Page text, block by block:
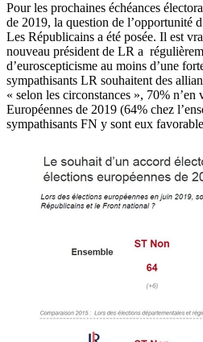
Pour les prochaines échéances
de 2019, la question de l’opportunité
Les Républicains a été posée. Il est
nouveau président de LR a
d’euroscepticisme au moins d’une
sympathisants LR souhaitent des
« selon les circonstances », 70% n’en
Européennes de 2019 (64% chez
sympathisants FN y sont eux